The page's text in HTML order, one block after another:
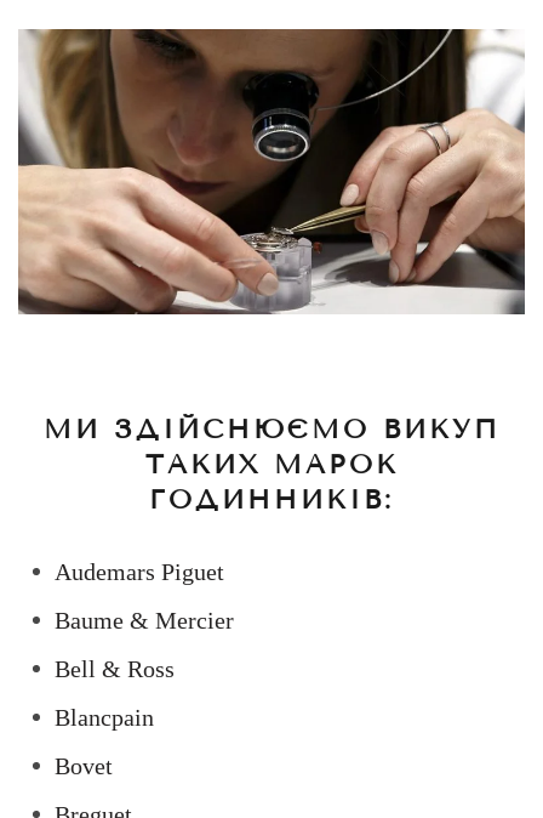
МИ ЗДІЙСНЮЄМО ВИКУП
ТАКИХ МАРОК
ГОДИННИКІВ:
Audemars Piguet
Baume & Mercier
Bell & Ross
Blancpain
Bovet